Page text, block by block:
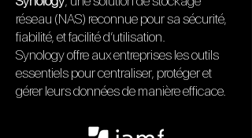
réseau (NAS) reconnue pour sa sécurité,
fiabilité, et facilité d’utilisation.
Synology offre aux entreprises les outils
essentiels pour centraliser, protéger et
gérer leurs données de manière efficace.